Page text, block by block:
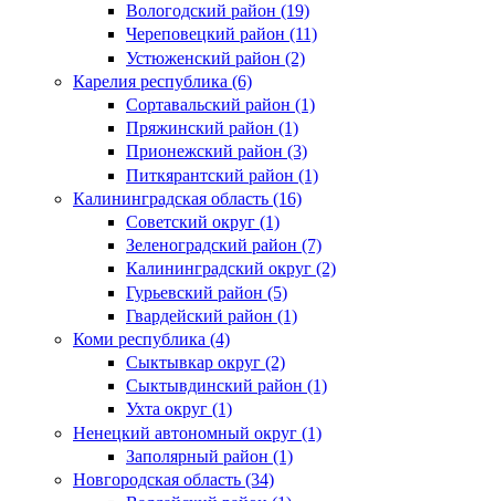
Вологодский район (19)
Череповецкий район (11)
Устюженский район (2)
Карелия республика (6)
Сортавальский район (1)
Пряжинский район (1)
Прионежский район (3)
Питкярантский район (1)
Калининградская область (16)
Советский округ (1)
Зеленоградский район (7)
Калининградский округ (2)
Гурьевский район (5)
Гвардейский район (1)
Коми республика (4)
Сыктывкар округ (2)
Сыктывдинский район (1)
Ухта округ (1)
Ненецкий автономный округ (1)
Заполярный район (1)
Новгородская область (34)